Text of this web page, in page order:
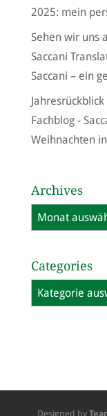
2025: mein
Sehen wir uns
Saccani
Saccani – ein
Fachblog -
Weihnachten
Archives
Archives
Categories
Categories
Designed by